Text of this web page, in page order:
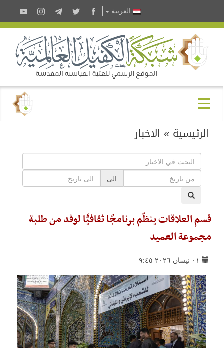
العربية
الرئيسية » الاخبار
الى
قسم العلاقات ينظّم برنامجًا ثقافيًّا لوفد من طلبة
مجموعة العميد
٠١ نيسان ٢٠٢٦ ٩:٤٥